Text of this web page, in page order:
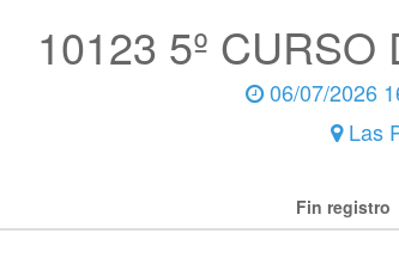
10123 5º
06/07/2026
Las
Fin registro